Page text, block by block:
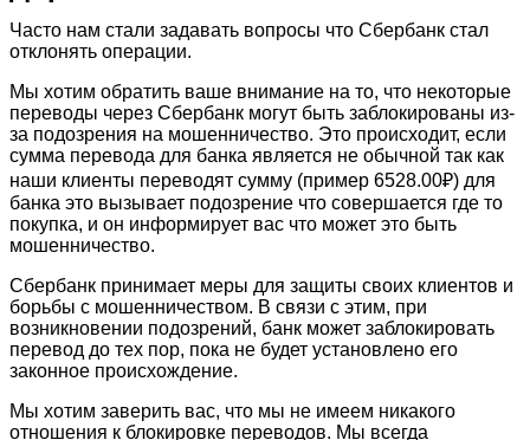
Часто нам стали задавать вопросы что Сбербанк стал
отклонять операции.
Мы хотим обратить ваше внимание на то, что некоторые
переводы через Сбербанк могут быть заблокированы из-
за подозрения на мошенничество. Это происходит, если
сумма перевода для банка является не обычной так как
наши клиенты переводят сумму (пример 6528.00₽) для
банка это вызывает подозрение что совершается где то
покупка, и он информирует вас что может это быть
мошенничество.
Сбербанк принимает меры для защиты своих клиентов и
борьбы с мошенничеством. В связи с этим, при
возникновении подозрений, банк может заблокировать
перевод до тех пор, пока не будет установлено его
законное происхождение.
Мы хотим заверить вас, что мы не имеем никакого
отношения к блокировке переводов. Мы всегда